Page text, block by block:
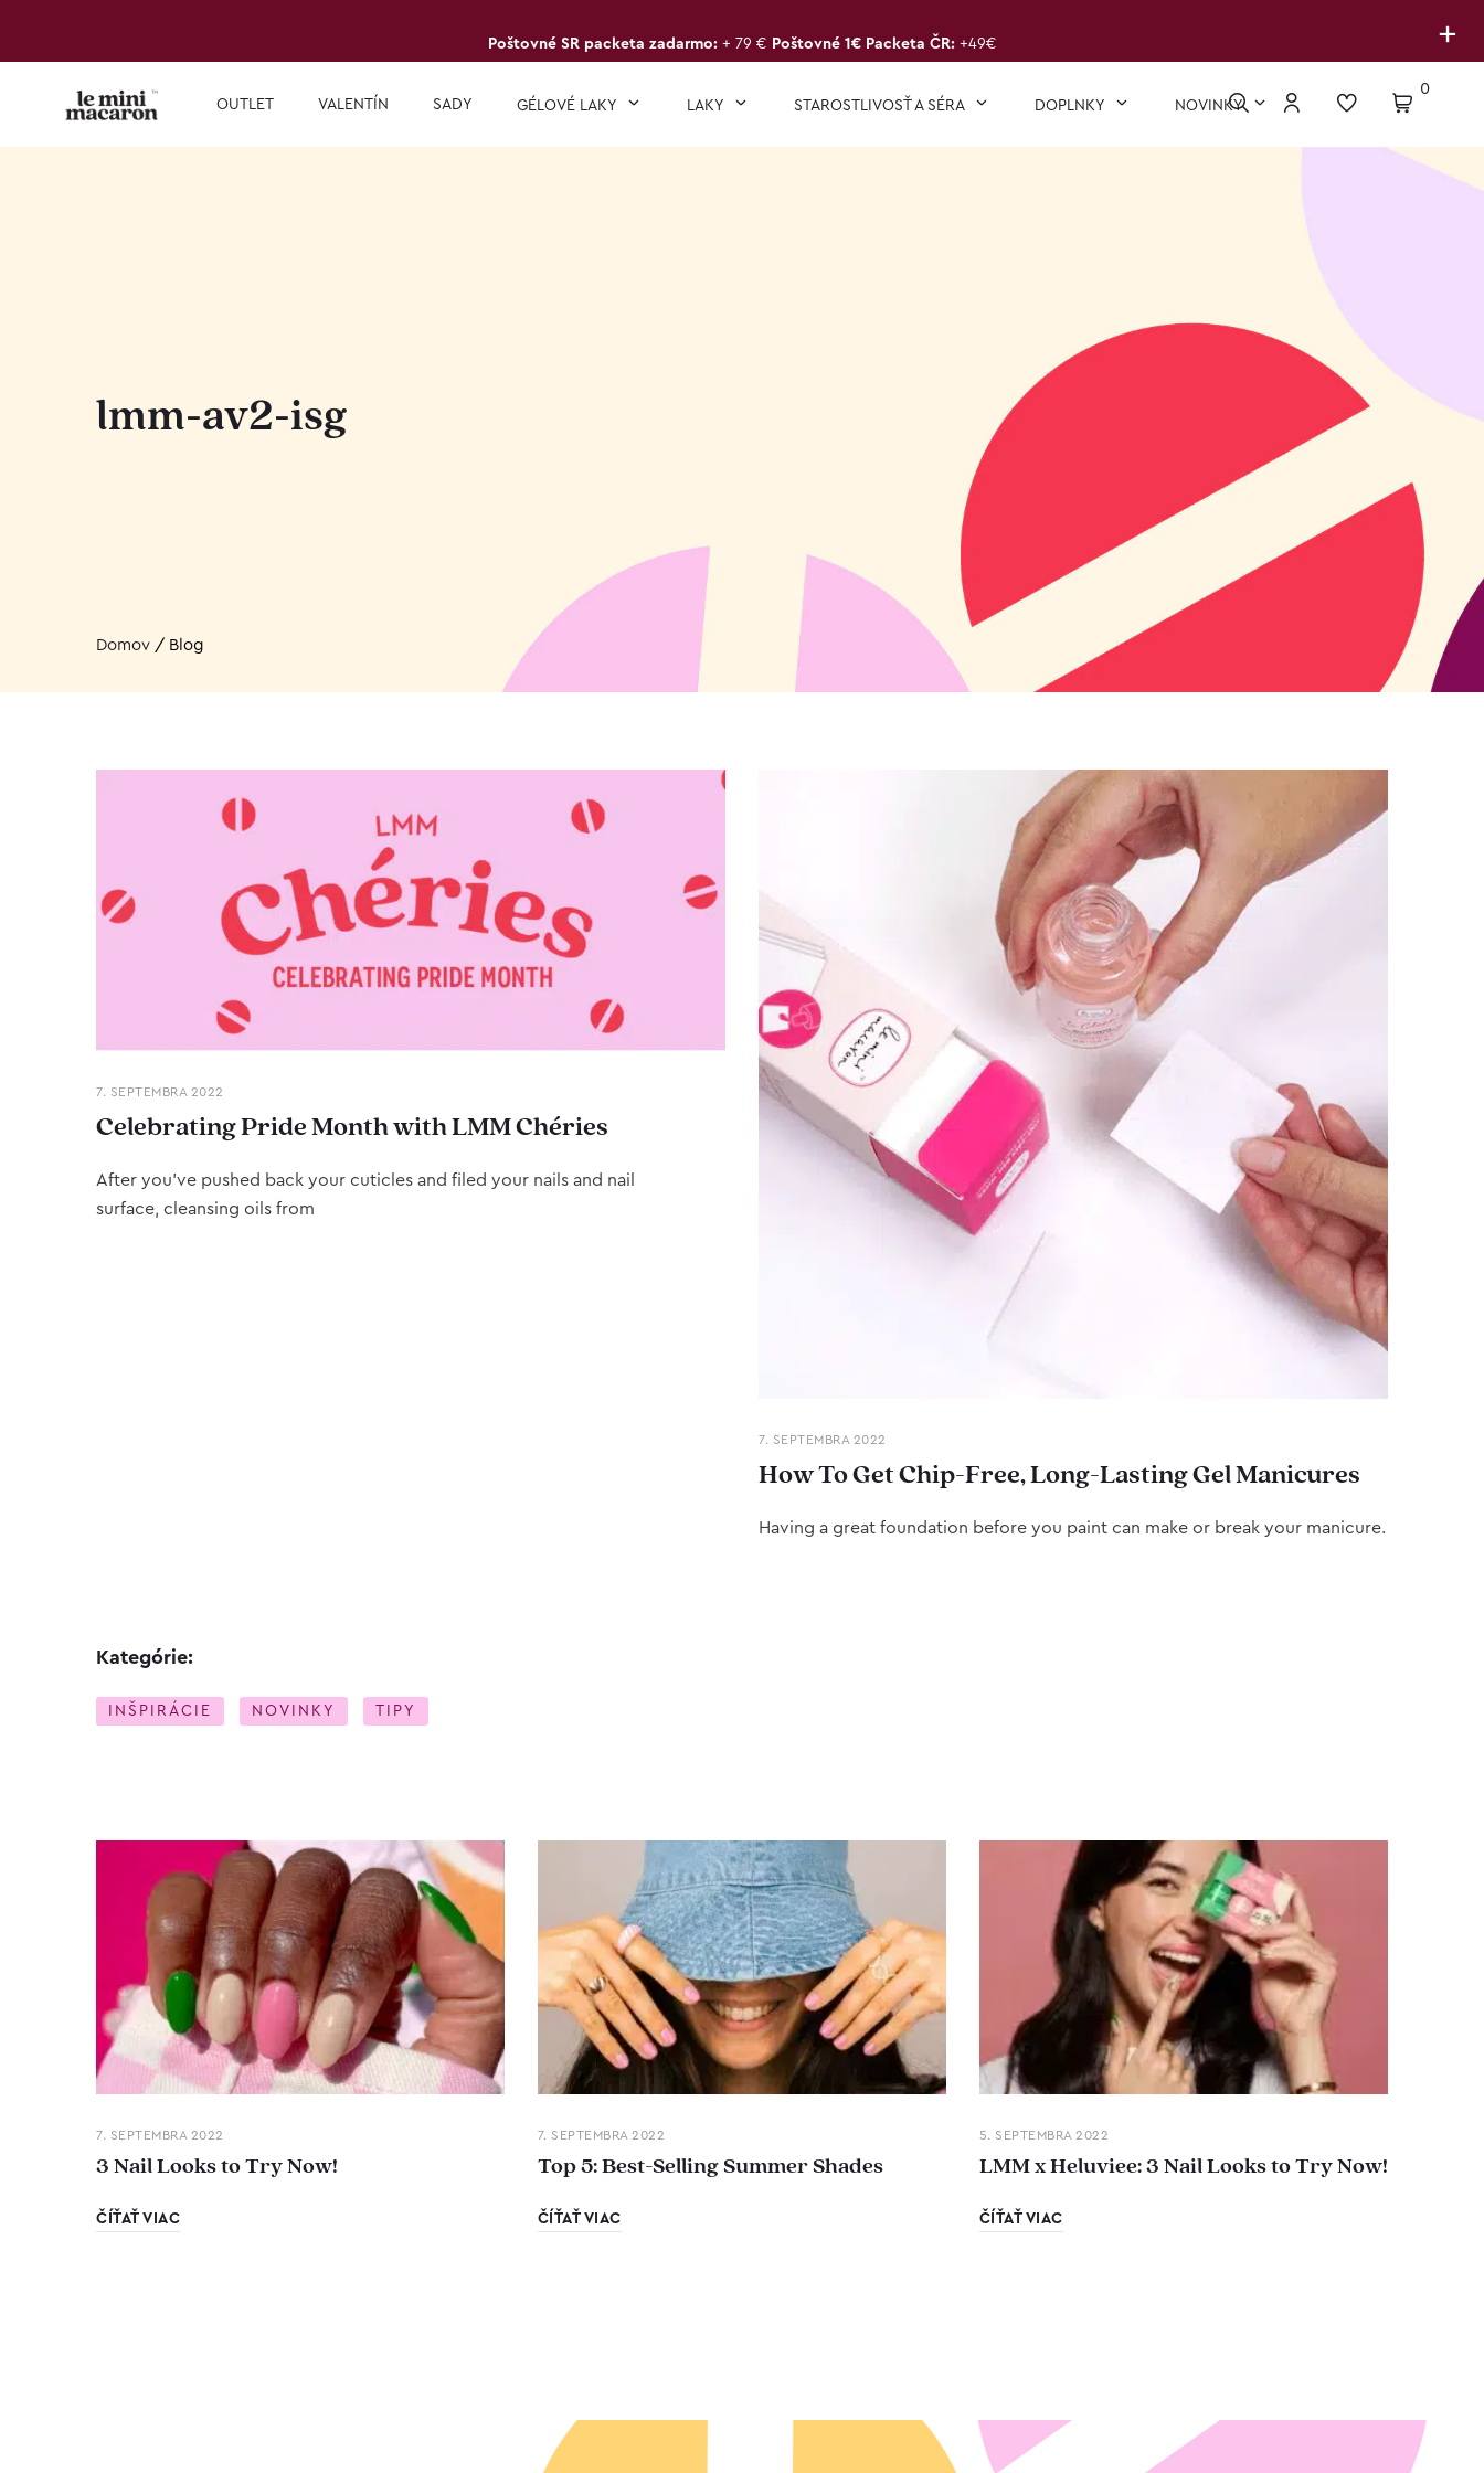
+
Poštovné SR packeta zadarmo: + 79 € Poštovné 1€ Packeta ČR: +49€
OUTLET VALENTÍN SADY GÉLOVÉ LAKY LAKY STAROSTLIVOSŤ A SÉRA DOPLNKY NOVINKY
0
lmm-av2-isg
Domov / Blog
7. SEPTEMBRA 2022
Celebrating Pride Month with LMM Chéries
After you’ve pushed back your cuticles and filed your nails and nail
surface, cleansing oils from
7. SEPTEMBRA 2022
How To Get Chip-Free, Long-Lasting Gel Manicures
Having a great foundation before you paint can make or break your manicure.
Kategórie:
INŠPIRÁCIE NOVINKY TIPY
7. SEPTEMBRA 2022
3 Nail Looks to Try Now!
ČÍŤAŤ VIAC
7. SEPTEMBRA 2022
Top 5: Best-Selling Summer Shades
ČÍŤAŤ VIAC
5. SEPTEMBRA 2022
LMM x Heluviee: 3 Nail Looks to Try Now!
ČÍŤAŤ VIAC